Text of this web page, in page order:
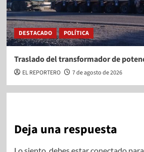
DESTACADO POLÍTICA
Traslado del transformador de
EL REPORTERO 7 de agosto de 2026
Deja una respuesta